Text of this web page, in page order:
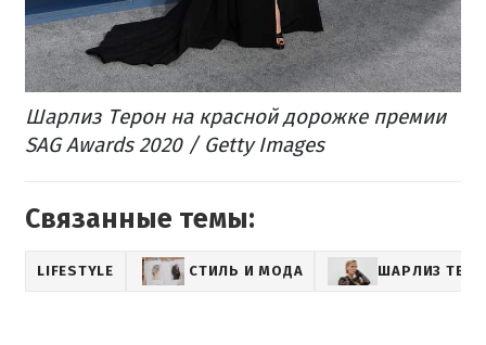
Шарлиз Терон на красной дорожке премии
SAG Awards 2020 / Getty Images
Связанные темы:
LIFESTYLE СТИЛЬ И МОДА ШАРЛИЗ